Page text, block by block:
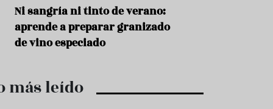
t
o
m
Ni sangría ni tinto de verano:
aprende a preparar granizado
de vino especiado
más leído